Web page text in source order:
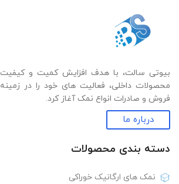
بیوتی سالت، با هدف افزایش کمیت و کیفیت
محصولات داخلی، فعالیت های خود را در زمینه
فروش و صادرات انواع نمک آغاز کرد.
درباره ما
دسته بندی‌ محصولات
نمک های ارگانیک خوراکی